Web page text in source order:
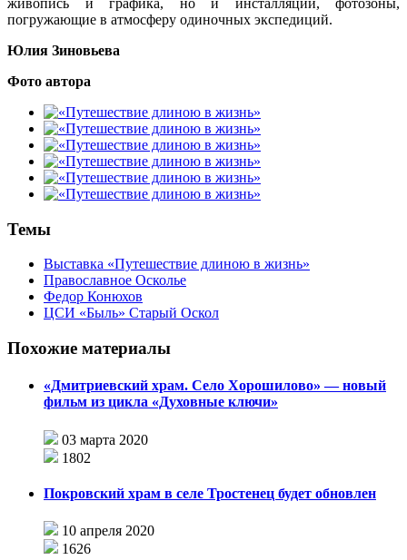
погружающие в атмосферу одиночных экспедиций.
Юлия Зиновьева
Фото автора
Темы
Выставка «Путешествие длиною в жизнь»
Православное Осколье
Федор Конюхов
ЦСИ «Быль» Старый Оскол
Похожие материалы
«Дмитриевский храм. Село Хорошилово» — новый
фильм из цикла «Духовные ключи»
03 марта 2020
1802
Покровский храм в селе Тростенец будет обновлен
10 апреля 2020
1626